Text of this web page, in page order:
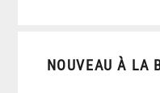
NOUVEAU À LA